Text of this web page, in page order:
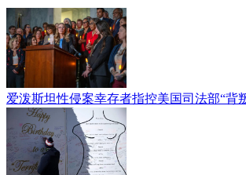
爱泼斯坦性侵案幸存者指控美国司法部“背